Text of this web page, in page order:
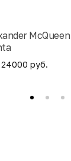
McQueen
24000 руб.